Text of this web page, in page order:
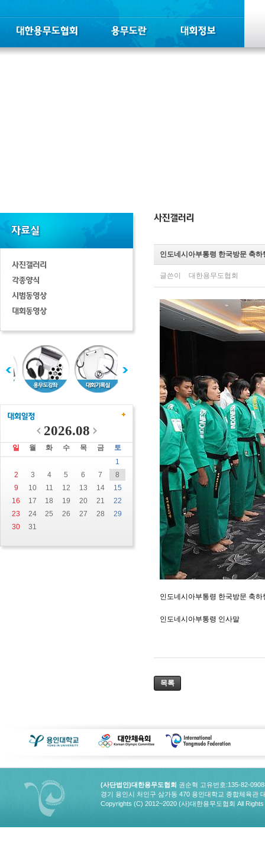
2026.08
일 월 화 수 목 금
토
1
2
3 4 5 6 7
8
9
10 11 12 13 14
15
16
17 18 19 20 21
22
23
24 25 26 27 28
29
30
31
인도네시아부통령 한국방문 축하
글쓴이 대한용무도협회
인도네시아부통령 한국방문 축하
인도네시아부통령 인사말
목록
(사단법인)대한용무도협회 권순혁 고유번호:135-82-
경기 용인시 처인구 삼가동 470 용인대학교 종합체육관
Copyrights (C) 2012~2020 (사)대한용무도협회 All